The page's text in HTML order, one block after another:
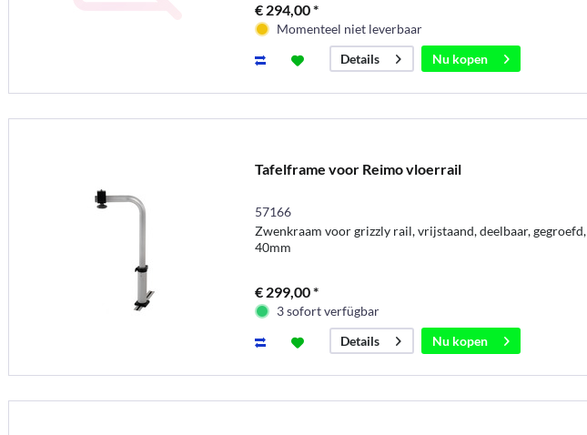
€ 294,00 *
Momenteel niet leverbaar
Details
Nu kopen
Tafelframe voor Reimo vloerrail
57166
Zwenkraam voor grizzly rail, vrijstaand, deelbaar, gegroefd,
40mm
€ 299,00 *
3 sofort verfügbar
Details
Nu kopen